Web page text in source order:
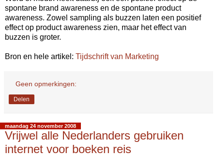
spontane brand awareness en de spontane product
awareness. Zowel sampling als buzzen laten een positief
effect op product awareness zien, maar het effect van
buzzen is groter.
Bron en hele artikel: Tijdschrift van Marketing
Geen opmerkingen:
Delen
maandag 24 november 2008
Vrijwel alle Nederlanders gebruiken
internet voor boeken reis